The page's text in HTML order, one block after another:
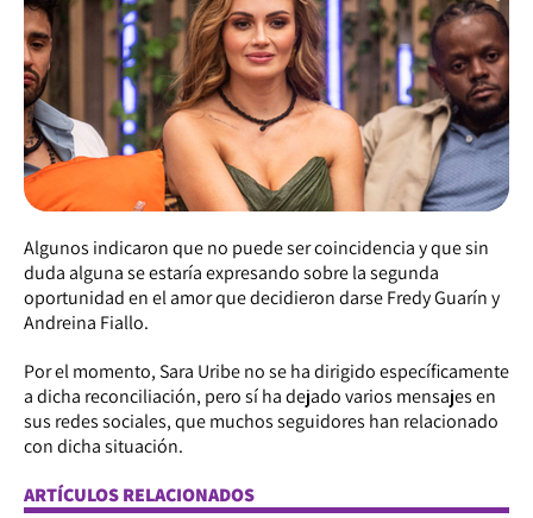
Algunos indicaron que no puede ser coincidencia y que sin
duda alguna se estaría expresando sobre la segunda
oportunidad en el amor que decidieron darse Fredy Guarín y
Andreina Fiallo.
Por el momento, Sara Uribe no se ha dirigido específicamente
a dicha reconciliación, pero sí ha dejado varios mensajes en
sus redes sociales, que muchos seguidores han relacionado
con dicha situación.
ARTÍCULOS RELACIONADOS